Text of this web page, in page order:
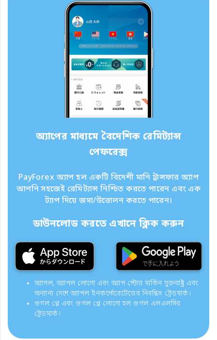
অ্যাপের মাধ্যমে বৈদেশিক রেমিট্যান্স
পেফরেক্স
PayForex অ্যাপ হল একটি বিদেশী মানি ট্রান্সফার অ্যাপ
আপনি সহজেই রেমিট্যান্স নিশ্চিত করতে পারেন এবং এক
ট্যাপ দিয়ে জমা/উত্তোলন করতে পারেন।
ডাউনলোড করতে এখানে ক্লিক করুন
অ্যাপল, অ্যাপল লোগো এবং অ্যাপ স্টোর মার্কিন যুক্তরাষ্ট্র এবং
অন্যান্য দেশে অ্যাপল ইনকর্পোরেটেডের নিবন্ধিত ট্রেডমার্ক।
গুগল প্লে এবং গুগল প্লে লোগো হল গুগল এলএলসির
ট্রেডমার্ক।